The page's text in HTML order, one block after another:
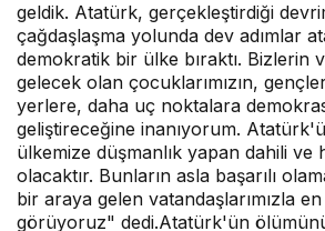
geldik. Atatürk, gerçekleştirdiği
çağdaşlaşma yolunda dev adımlar
demokratik bir ülke bıraktı. Bizlerin
gelecek olan çocuklarımızın,
yerlere, daha uç noktalara
geliştireceğine inanıyorum.
ülkemize düşmanlık yapan dahili ve
olacaktır. Bunların asla başarılı
bir araya gelen vatandaşlarımızla
görüyoruz" dedi.Atatürk'ün